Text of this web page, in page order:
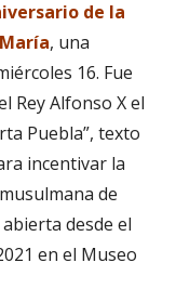
de la
, una
16. Fue
Rey Alfonso X el
Puebla”, texto
incentivar la
de
desde el
en el Museo